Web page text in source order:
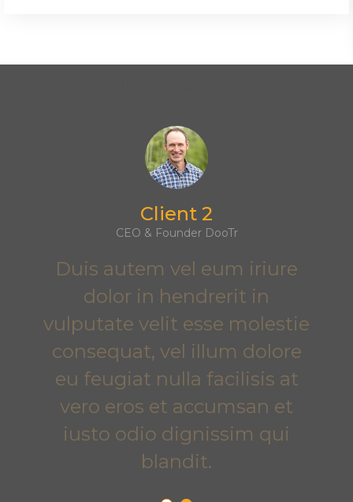
Client 2
CEO & Founder DooTr
Duis autem vel eum iriure
dolor in hendrerit in
vulputate velit esse molestie
consequat, vel illum dolore
eu feugiat nulla facilisis at
vero eros et accumsan et
iusto odio dignissim qui
blandit.